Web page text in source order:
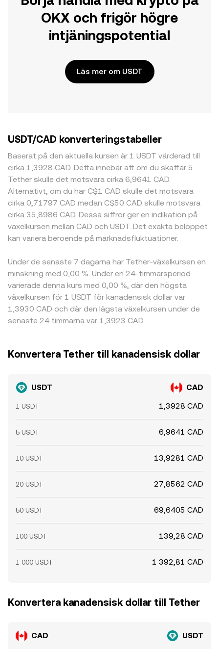
OKX och frigör högre
intjäningspotential
Läs mer om USDT
USDT/CAD konverteringstabeller
Baserat på den aktuella kursen är 1 USDT värderad till
cirka 1,3928 CAD. Detta innebär att om du skaffar 5
Tether skulle det motsvara cirka 6,9641 CAD.
Alternativt, om du har C$1 CAD skulle det motsvara
cirka 0,71797 CAD medan C$50 CAD skulle motsvara
cirka 35,8986 CAD. Dessa siffror ger en indikation på
växelkursen mellan CAD och USDT. Det exakta beloppet
kan variera beroende på marknadsfluktuationer.
Under de senaste 7 dagarna har Tether-växelkursen en
minskning med 0,00 %. Under en 24-timmarsperiod
varierade denna kurs med 0,00 %, där den högsta
växelkursen för 1 USDT för kanadensisk dollar var
1,3930 CAD och där den lägsta växelkursen under de
senaste 24 timmarna var 1,3923 CAD.
Konvertera Tether till kanadensisk dollar
USDT CAD
1 USDT 1,3928 CAD
5 USDT 6,9641 CAD
10 USDT 13,9281 CAD
20 USDT 27,8562 CAD
50 USDT 69,6405 CAD
100 USDT 139,28 CAD
1 000 USDT 1 392,81 CAD
Konvertera kanadensisk dollar till Tether
CAD USDT